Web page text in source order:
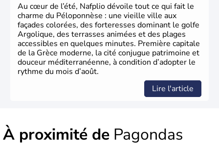
Au cœur de l’été, Nafplio dévoile tout ce qui fait le
charme du Péloponnèse : une vieille ville aux
façades colorées, des forteresses dominant le golfe
Argolique, des terrasses animées et des plages
accessibles en quelques minutes. Première capitale
de la Grèce moderne, la cité conjugue patrimoine et
douceur méditerranéenne, à condition d’adopter le
rythme du mois d’août.
Lire l'article
À proximité de Pagondas